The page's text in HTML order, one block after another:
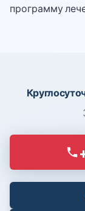
программу